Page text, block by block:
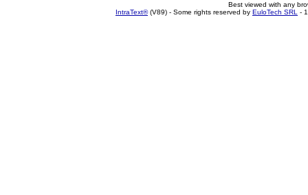
Best viewed with any
IntraText®(V89) - Some rights reserved by EuloTech SRL -